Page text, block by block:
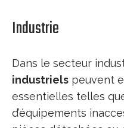
Industrie
Dans le secteur
industriels peuvent
essentielles telles
d’équipements